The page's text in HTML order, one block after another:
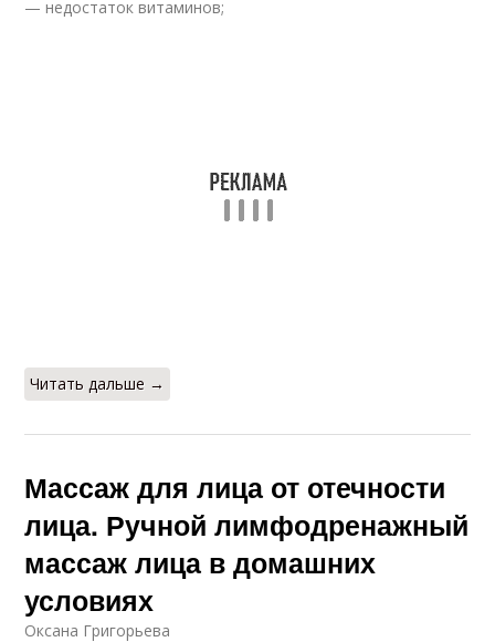
— недостаток витаминов;
Читать дальше →
Массаж для лица от отечности
лица. Ручной лимфодренажный
массаж лица в домашних
условиях
Оксана Григорьева